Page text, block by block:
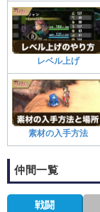
レベル上げ
素材の入手方法
仲間一覧
戦闘